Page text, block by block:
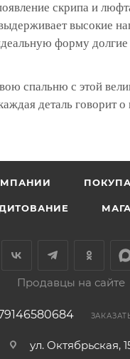
скрипа и
высокие
форму
спальню с этой
деталь говорит о
Продавцы на сайте
ул. Октябрьская,